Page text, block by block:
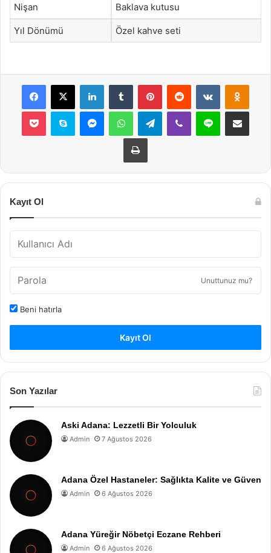
Nişan Baklava kutusu
Yıl Dönümü Özel kahve seti
Facebook
X LinkedInTumblr PinterestReddit VKontakte
Pocket Skype MessengerWhatsAppTelegramViber Line E-Posta ile
Yazdır
Kayıt Ol
Unuttunuz mu?
Beni hatırla
Kayıt Ol
Son Yazılar
Aski Adana: Lezzetli Bir Yolculuk
Admin 7 Ağustos 2026
Adana Özel Hastaneler: Sağlıkta Kalite ve Güven
Admin 6 Ağustos 2026
Adana Yüreğir Nöbetçi Eczane Rehberi
Admin 6 Ağustos 2026